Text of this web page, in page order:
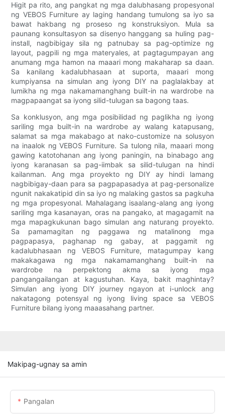
Higit pa rito, ang pangkat ng mga dalubhasang propesyonal
ng VEBOS Furniture ay laging handang tumulong sa iyo sa
bawat hakbang ng proseso ng konstruksiyon. Mula sa
paunang konsultasyon sa disenyo hanggang sa huling pag-
install, nagbibigay sila ng patnubay sa pag-optimize ng
layout, pagpili ng mga materyales, at pagtagumpayan ang
anumang mga hamon na maaari mong makaharap sa daan.
Sa kanilang kadalubhasaan at suporta, maaari mong
kumpiyansa na simulan ang iyong DIY na paglalakbay at
lumikha ng mga nakamamanghang built-in na wardrobe na
magpapaangat sa iyong silid-tulugan sa bagong taas.
Sa konklusyon, ang mga posibilidad ng paglikha ng iyong
sariling mga built-in na wardrobe ay walang katapusang,
salamat sa mga makabago at nako-customize na solusyon
na inaalok ng VEBOS Furniture. Sa tulong nila, maaari mong
gawing katotohanan ang iyong paningin, na binabago ang
iyong karanasan sa pag-iimbak sa silid-tulugan na hindi
kailanman. Ang mga proyekto ng DIY ay hindi lamang
nagbibigay-daan para sa pagpapasadya at pag-personalize
ngunit nakakatipid din sa iyo ng malaking gastos sa pagkuha
ng mga propesyonal. Mahalagang isaalang-alang ang iyong
sariling mga kasanayan, oras na pangako, at magagamit na
mga mapagkukunan bago simulan ang naturang proyekto.
Sa pamamagitan ng paggawa ng matalinong mga
pagpapasya, paghanap ng gabay, at paggamit ng
kadalubhasaan ng VEBOS Furniture, matagumpay kang
makakagawa ng mga nakamamanghang built-in na
wardrobe na perpektong akma sa iyong mga
pangangailangan at kagustuhan. Kaya, bakit maghintay?
Simulan ang iyong DIY journey ngayon at i-unlock ang
nakatagong potensyal ng iyong living space sa VEBOS
Furniture bilang iyong maaasahang partner.
Makipag-ugnay sa amin
Pangalan